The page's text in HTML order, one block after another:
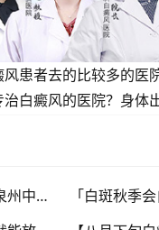
患者去的比较多的医
白癜风的医院？身体
【夏秋换季皮肤敏感】泉州中科白癜风医院，福建本地白斑朋友，做好日常护理很关键